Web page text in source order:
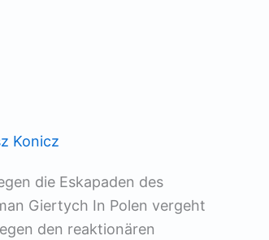
Konicz
die Eskapaden des
Giertych In Polen vergeht
den reaktionären